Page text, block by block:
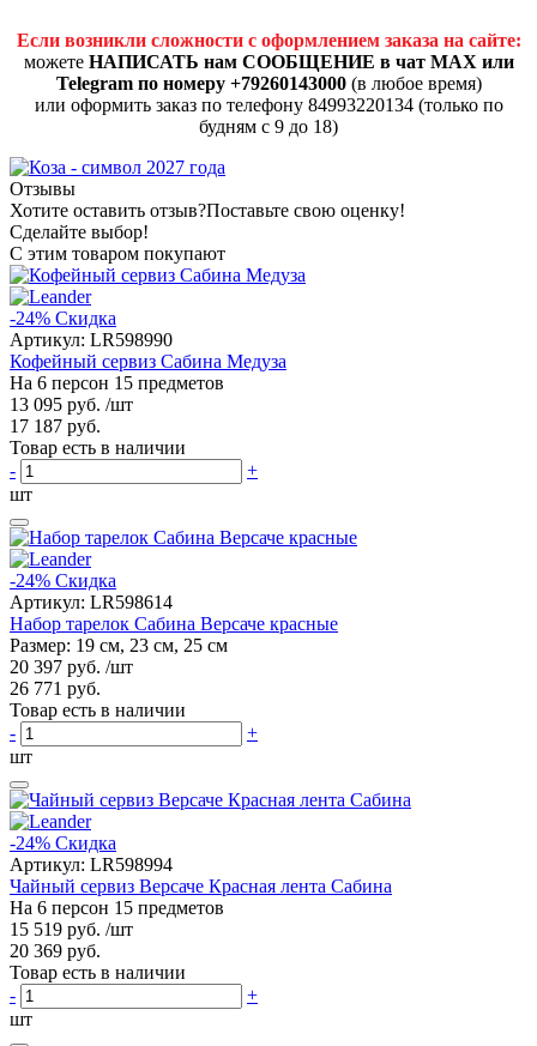
Если возникли сложности с оформлением заказа на сайте:
можете НАПИСАТЬ нам СООБЩЕНИЕ в чат MAX или
Telegram по номеру +79260143000(в любое время)
или оформить заказ по телефону 84993220134 (только по
будням с 9 до 18)
Отзывы
Хотите оставить отзыв?Поставьте свою оценку!
Сделайте выбор!
С этим товаром покупают
-24% Скидка
Артикул: LR598990
Кофейный сервиз Сабина Медуза
На 6 персон 15 предметов
13 095 руб. /шт
17 187 руб.
Товар есть в наличии
-
+
шт
-24% Скидка
Артикул: LR598614
Набор тарелок Сабина Версаче красные
Размер: 19 см, 23 см, 25 см
20 397 руб. /шт
26 771 руб.
Товар есть в наличии
-
+
шт
-24% Скидка
Артикул: LR598994
Чайный сервиз Версаче Красная лента Сабина
На 6 персон 15 предметов
15 519 руб. /шт
20 369 руб.
Товар есть в наличии
-
+
шт